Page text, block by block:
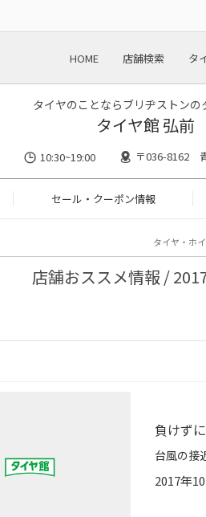
HOME 店舗検索 タ
タイヤのことならブリヂストンの
タイヤ館 弘前
10:30~19:00 〒036-8162
セール・クーポン情報
タイヤ・ホ
店舗おススメ情報 /
負けず
2017年